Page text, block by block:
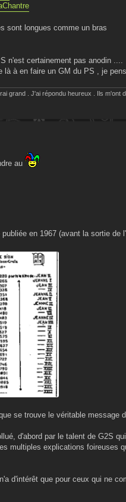
sont longues comme un bras
n'est certainement pas anodin ....
là à en faire un GM du PS , je
grand . J'ai répondu heureux . Ils
au
en 1967 (avant la sortie de
se trouve le véritable message
d'abord par le talent de G2S
multiples explications foireuses
d'intérêt que pour ceux qui ne